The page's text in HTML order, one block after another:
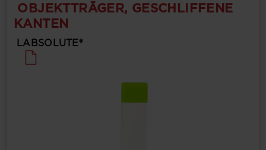
OBJEKTTRÄGER, GESCHLIFFENE
KANTEN
LABSOLUTE®